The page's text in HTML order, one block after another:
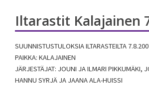
Iltarastit Kalajainen
SUUNNISTUSTULOKSIA ILTARASTEILTA
PAIKKA: KALAJAINEN
JÄRJESTÄJAT: JOUNI JA ILMARI PIKKUMÄKI,
HANNU SYRJÄ JA JAANA ALA-HUISSI